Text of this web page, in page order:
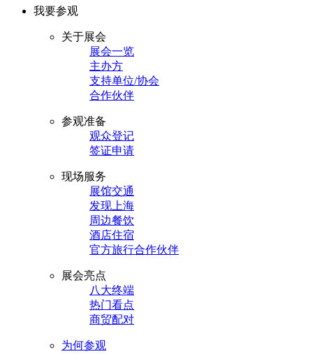
我要参观
关于展会
展会一览
主办方
支持单位/协会
合作伙伴
参观准备
观众登记
签证申请
现场服务
展馆交通
发现上海
周边餐饮
酒店住宿
官方旅行合作伙伴
展会亮点
八大终端
热门看点
商贸配对
为何参观